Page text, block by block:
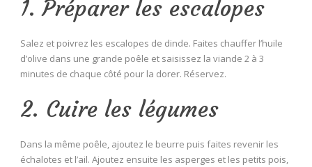
1. Préparer les escalopes
Salez et poivrez les escalopes de dinde. Faites chauffer l’huile
d’olive dans une grande poêle et saisissez la viande 2 à 3
minutes de chaque côté pour la dorer. Réservez.
2. Cuire les légumes
Dans la même poêle, ajoutez le beurre puis faites revenir les
échalotes et l’ail. Ajoutez ensuite les asperges et les petits pois,